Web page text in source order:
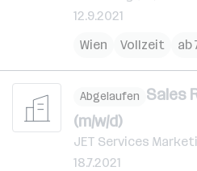
12.9.2021
Wien
Vollzeit ab
Abgelaufen Sales
(m/w/d)
JET Services
18.7.2021